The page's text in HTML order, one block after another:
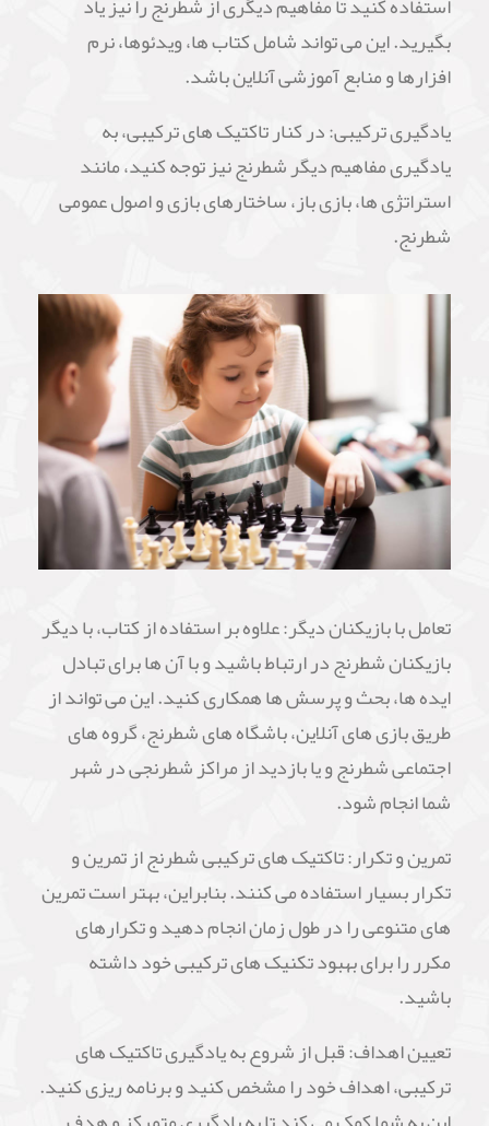
بگیرید. این می تواند شامل کتاب ها، ویدئوها، نرم
افزارها و منابع آموزشی آنلاین باشد.
یادگیری ترکیبی: در کنار تاکتیک های ترکیبی، به
یادگیری مفاهیم دیگر شطرنج نیز توجه کنید، مانند
استراتژی ها، بازی باز، ساختارهای بازی و اصول عمومی
شطرنج.
تعامل با بازیکنان دیگر: علاوه بر استفاده از کتاب، با دیگر
بازیکنان شطرنج در ارتباط باشید و با آن ها برای تبادل
ایده ها، بحث و پرسش ها همکاری کنید. این می تواند از
طریق بازی های آنلاین، باشگاه های شطرنج، گروه های
اجتماعی شطرنج و یا بازدید از مراکز شطرنجی در شهر
شما انجام شود.
تمرین و تکرار: تاکتیک های ترکیبی شطرنج از تمرین و
تکرار بسیار استفاده می کنند. بنابراین، بهتر است تمرین
های متنوعی را در طول زمان انجام دهید و تکرارهای
مکرر را برای بهبود تکنیک های ترکیبی خود داشته
باشید.
تعیین اهداف: قبل از شروع به یادگیری تاکتیک های
ترکیبی، اهداف خود را مشخص کنید و برنامه ریزی کنید.